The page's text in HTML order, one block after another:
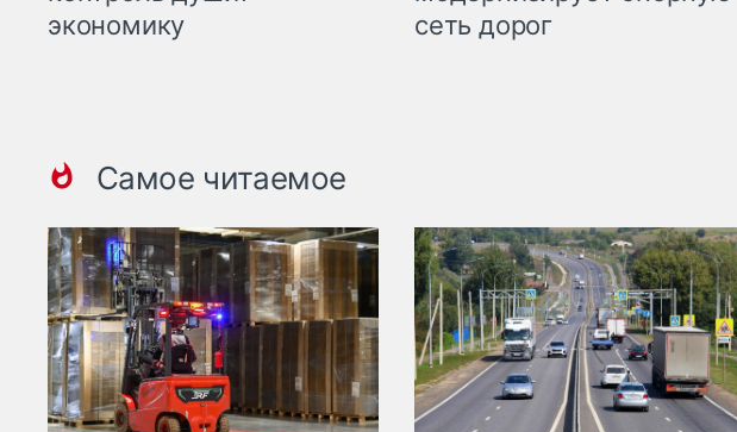
экономику
сеть дорог
Самое читаемое